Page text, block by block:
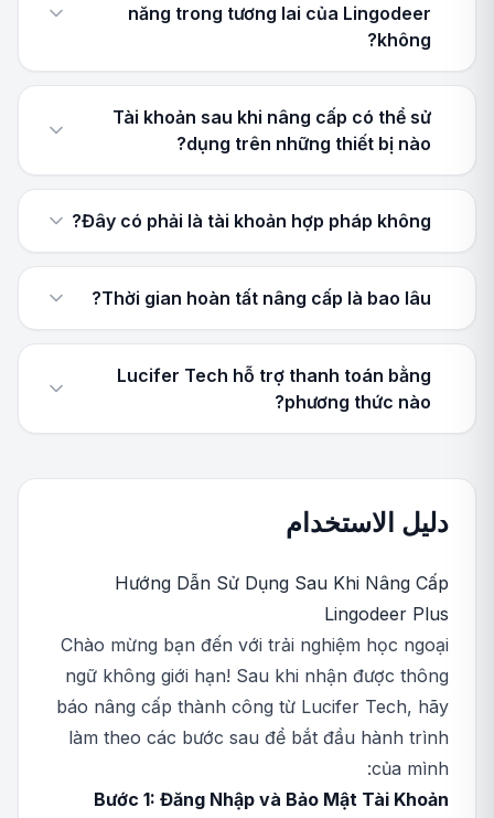
năng trong tương lai của Lingodeer
không?
Tài khoản sau khi nâng cấp có thể sử
dụng trên những thiết bị nào?
Đây có phải là tài khoản hợp pháp không?
Thời gian hoàn tất nâng cấp là bao lâu?
Lucifer Tech hỗ trợ thanh toán bằng
phương thức nào?
دليل الاستخدام
Hướng Dẫn Sử Dụng Sau Khi Nâng Cấp
Lingodeer Plus
Chào mừng bạn đến với trải nghiệm học ngoại
ngữ không giới hạn! Sau khi nhận được thông
báo nâng cấp thành công từ Lucifer Tech, hãy
làm theo các bước sau để bắt đầu hành trình
của mình:
Bước 1: Đăng Nhập và Bảo Mật Tài Khoản